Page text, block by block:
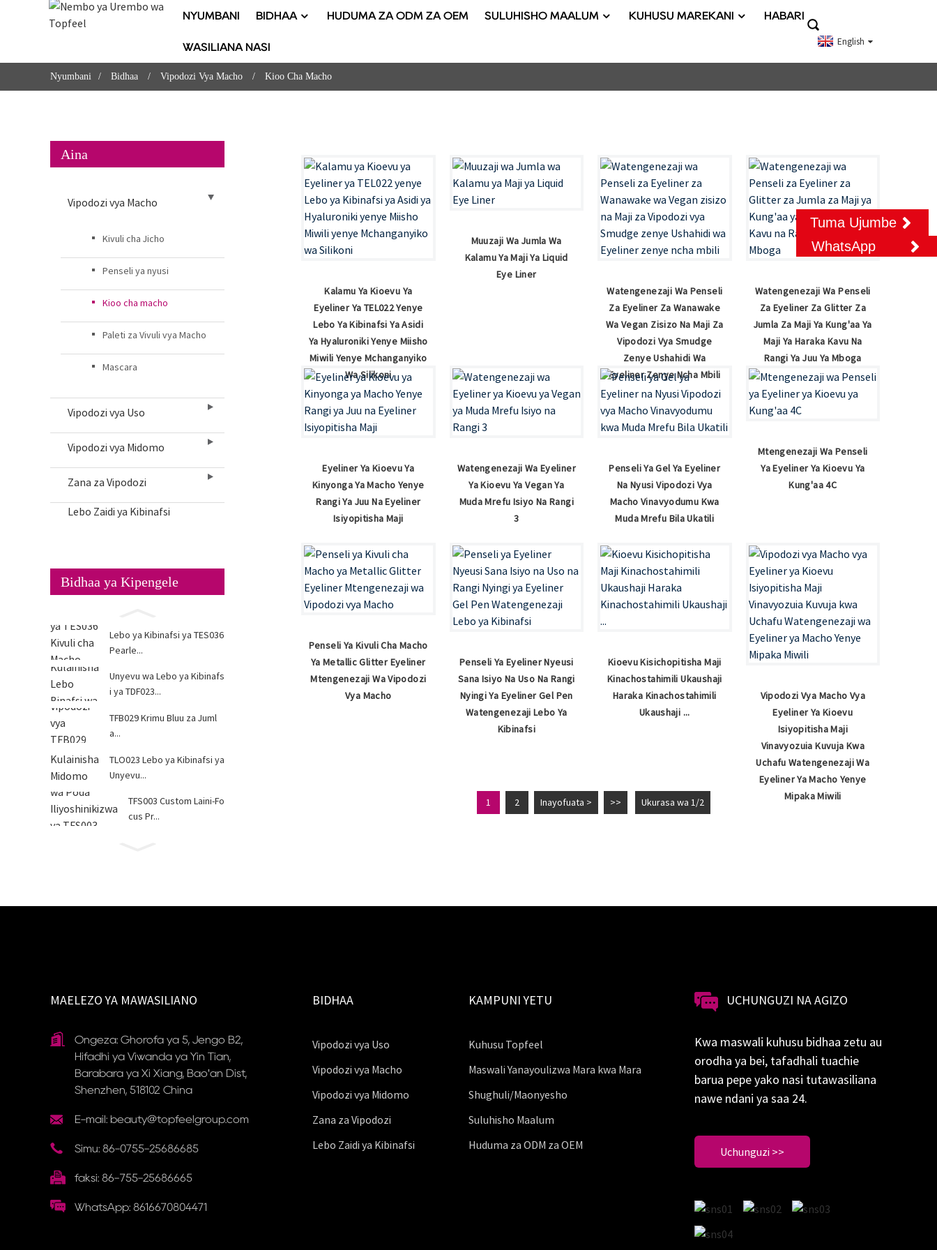
NYUMBANI BIDHAA HUDUMA ZA ODM ZA OEM SULUHISHO MAALUM KUHUSU MAREKANI HABARI
WASILIANA NASI English
Nyumbani Bidhaa Vipodozi Vya Macho Kioo Cha Macho
Aina
Vipodozi vya Macho
Kivuli cha Jicho
Penseli ya nyusi
Kioo cha macho
Paleti za Vivuli vya Macho
Mascara
Vipodozi vya Uso
Vipodozi vya Midomo
Zana za Vipodozi
Lebo Zaidi ya Kibinafsi
Bidhaa ya Kipengele
Lebo ya Kibinafsi ya TES036
Pearle...
Unyevu wa Lebo ya Kibinafs
i ya TDF023...
TFB029 Krimu Bluu za Juml
a...
TLO023 Lebo ya Kibinafsi ya
Unyevu...
TFS003 Custom Laini-Fo
cus Pr...
Kalamu Ya Kioevu Ya
Eyeliner Ya TEL022 Yenye
Lebo Ya Kibinafsi Ya Asidi
Ya Hyaluroniki Yenye Miisho
Miwili Yenye Mchanganyiko
Wa Silikoni
Muuzaji Wa Jumla Wa
Kalamu Ya Maji Ya Liquid
Eye Liner
Watengenezaji Wa Penseli
Za Eyeliner Za Wanawake
Wa Vegan Zisizo Na Maji Za
Vipodozi Vya Smudge
Zenye Ushahidi Wa
Eyeliner Zenye Ncha Mbili
Watengenezaji Wa Penseli
Za Eyeliner Za Glitter Za
Jumla Za Maji Ya Kung'aa Ya
Maji Ya Haraka Kavu Na
Rangi Ya Juu Ya Mboga
Eyeliner Ya Kioevu Ya
Kinyonga Ya Macho Yenye
Rangi Ya Juu Na Eyeliner
Isiyopitisha Maji
Watengenezaji Wa Eyeliner
Ya Kioevu Ya Vegan Ya
Muda Mrefu Isiyo Na Rangi
3
Penseli Ya Gel Ya Eyeliner
Na Nyusi Vipodozi Vya
Macho Vinavyodumu Kwa
Muda Mrefu Bila Ukatili
Mtengenezaji Wa Penseli
Ya Eyeliner Ya Kioevu Ya
Kung'aa 4C
Penseli Ya Kivuli Cha Macho
Ya Metallic Glitter Eyeliner
Mtengenezaji Wa Vipodozi
Vya Macho
Penseli Ya Eyeliner Nyeusi
Sana Isiyo Na Uso Na Rangi
Nyingi Ya Eyeliner Gel Pen
Watengenezaji Lebo Ya
Kibinafsi
Kioevu Kisichopitisha Maji
Kinachostahimili Ukaushaji
Haraka Kinachostahimili
Ukaushaji ...
Vipodozi Vya Macho Vya
Eyeliner Ya Kioevu
Isiyopitisha Maji
Vinavyozuia Kuvuja Kwa
Uchafu Watengenezaji Wa
Eyeliner Ya Macho Yenye
Mipaka Miwili
1 2 Inayofuata > >> Ukurasa wa 1/2
MAELEZO YA MAWASILIANO
Ongeza: Ghorofa ya 5, Jengo B2,
Hifadhi ya Viwanda ya Yin Tian, ​​
Barabara ya Xi Xiang, Bao'an Dist,
Shenzhen, 518102 China
E-mail: beauty@topfeelgroup.com
Simu: 86-0755-25686685
faksi: 86-755-25686665
WhatsApp: 8616670804471
BIDHAA
Vipodozi vya Uso
Vipodozi vya Macho
Vipodozi vya Midomo
Zana za Vipodozi
Lebo Zaidi ya Kibinafsi
KAMPUNI YETU
Kuhusu Topfeel
Maswali Yanayoulizwa Mara kwa Mara
Shughuli/Maonyesho
Suluhisho Maalum
Huduma za ODM za OEM
UCHUNGUZI NA AGIZO
Kwa maswali kuhusu bidhaa zetu au
orodha ya bei, tafadhali tuachie
barua pepe yako nasi tutawasiliana
nawe ndani ya saa 24.
Uchunguzi >>
Tuma Ujumbe
WhatsApp